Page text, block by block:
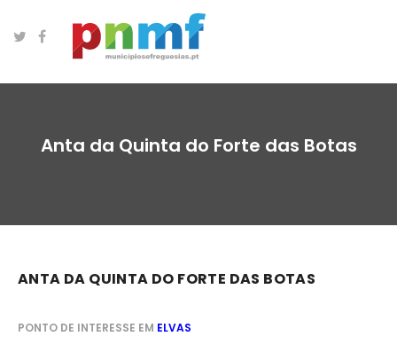
Anta da Quinta do Forte das Botas
ANTA DA QUINTA DO FORTE DAS BOTAS
PONTO DE INTERESSE EM ELVAS